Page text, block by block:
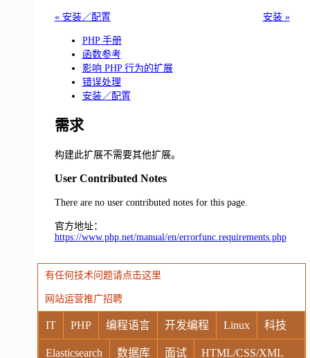
安装 »
« 安装／配置
PHP 手册
函数参考
影响 PHP 行为的扩展
错误处理
安装／配置
需求
构建此扩展不需要其他扩展。
User Contributed Notes
There are no user contributed notes for this page.
官方地址：
https://www.php.net/manual/en/errorfunc.requirements.php
有任何技术问题请点击这里
网站运营推广招聘
IT PHP 编程语言 开发编程 Linux 科技
Elasticsearch 数据库 面试 HTML/CSS/XML